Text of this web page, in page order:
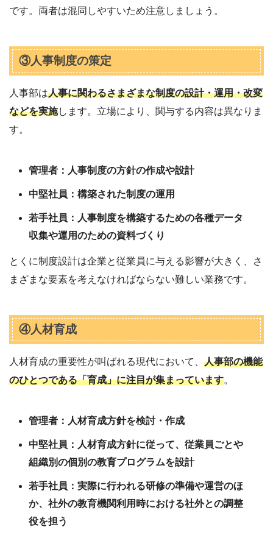
です。両者は混同しやすいため注意しましょう。
③人事制度の策定
人事部は人事に関わるさまざまな制度の設計・運用・改変
などを実施します。立場により、関与する内容は異なりま
す。
管理者：人事制度の方針の作成や設計
中堅社員：構築された制度の運用
若手社員：人事制度を構築するための各種データ
収集や運用のための資料づくり
とくに制度設計は企業と従業員に与える影響が大きく、さ
まざまな要素を考えなければならない難しい業務です。
④人材育成
人材育成の重要性が叫ばれる現代において、 人事部の機能
のひとつである「育成」に注目が集まっています。
管理者：人材育成方針を検討・作成
中堅社員：人材育成方針に従って、従業員ごとや
組織別の個別の教育プログラムを設計
若手社員：実際に行われる研修の準備や運営のほ
か、社外の教育機関利用時における社外との調整
役を担う